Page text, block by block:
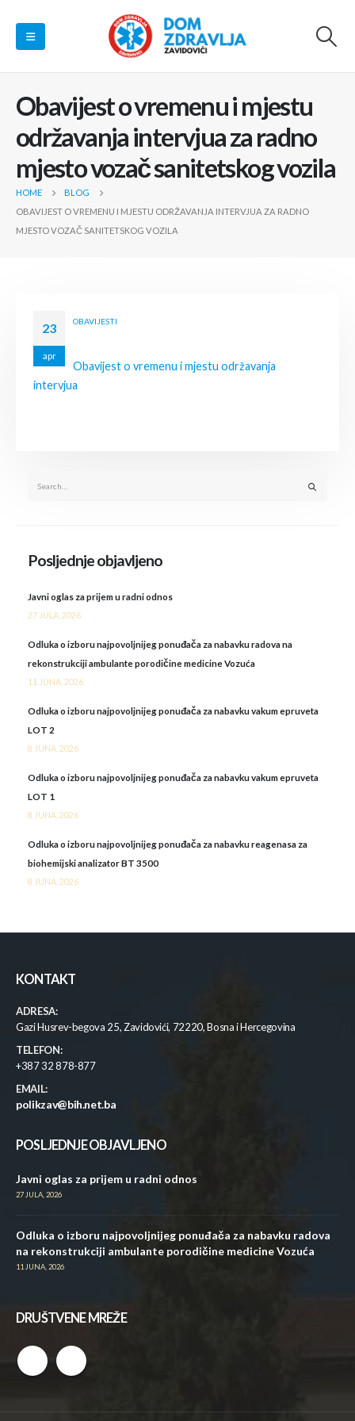
Obavijest o vremenu i mjestu
održavanja intervjua za radno
mjesto vozač sanitetskog vozila
HOME
BLOG
OBAVIJEST O VREMENU I MJESTU ODRŽAVANJA INTERVJUA ZA RADNO
MJESTO VOZAČ SANITETSKOG VOZILA
23
apr
OBAVIJESTI
Obavijest o vremenu i mjestu održavanja
intervjua
Posljednje objavljeno
Javni oglas za prijem u radni odnos
27 JULA, 2026
Odluka o izboru najpovoljnijeg ponuđača za nabavku radova na
rekonstrukciji ambulante porodičine medicine Vozuća
11 JUNA, 2026
Odluka o izboru najpovoljnijeg ponuđača za nabavku vakum epruveta
LOT 2
8 JUNA, 2026
Odluka o izboru najpovoljnijeg ponuđača za nabavku vakum epruveta
LOT 1
8 JUNA, 2026
Odluka o izboru najpovoljnijeg ponuđača za nabavku reagenasa za
biohemijski analizator BT 3500
8 JUNA, 2026
KONTAKT
ADRESA:
Gazi Husrev-begova 25, Zavidovići, 72220, Bosna i Hercegovina
TELEFON:
+387 32 878-877
EMAIL:
polikzav@bih.net.ba
POSLJEDNJE OBJAVLJENO
Javni oglas za prijem u radni odnos
27 JULA, 2026
Odluka o izboru najpovoljnijeg ponuđača za nabavku radova
na rekonstrukciji ambulante porodičine medicine Vozuća
11 JUNA, 2026
DRUŠTVENE MREŽE